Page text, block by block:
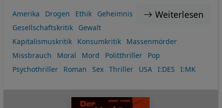
Weiterlesen
Amerika Drogen Ethik
Geheimnis
Gesellschaftskritik
Gewalt
Kapitalismuskritik
Konsumkritik
Massenmörder
Missbrauch
Moral Mord Politthriller
Pop
Psychothriller
Roman Sex Thriller USA I:DES I:MK